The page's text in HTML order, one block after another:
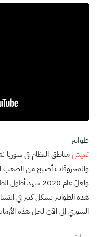
طوابير
تعيشمناطق النظام في سوريا
والمحروقات أصبح من الصعب
ولعلّ عام 2020
هذه الطوابير بشكل كبير في
السوري إلى الآن لحل هذه